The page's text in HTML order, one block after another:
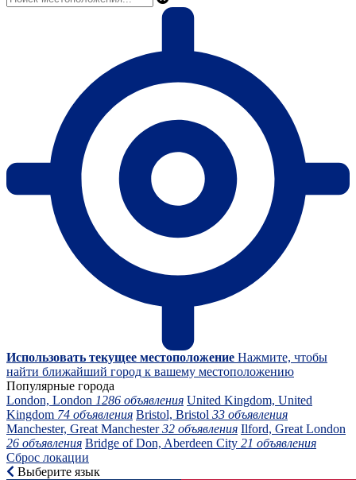
Использовать текущее местоположение Нажмите, чтобы
найти ближайший город к вашему местоположению
Популярные города
London, London 1286 объявления United Kingdom, United
Kingdom 74 объявления Bristol, Bristol 33 объявления
Manchester, Great Manchester32 объявления Ilford, Great London
26 объявления Bridge of Don, Aberdeen City 21 объявления
Сброс локации
Выберите язык